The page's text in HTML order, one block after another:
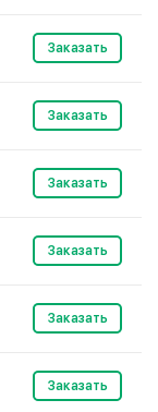
Заказать
Заказать
Заказать
Заказать
Заказать
Заказать